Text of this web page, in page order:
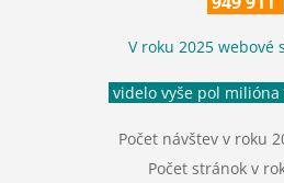
V roku 2025 webové
videlo vyše pol milióna
Počet návštev v roku
Počet stránok v